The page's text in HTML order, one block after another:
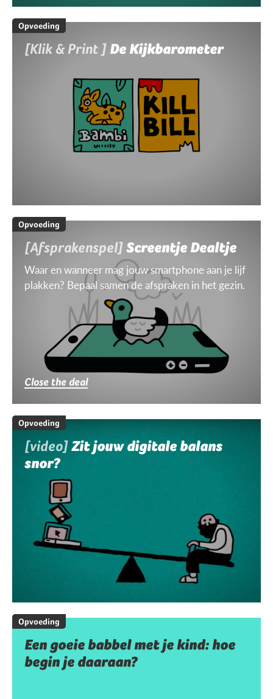
Opvoeding
[Klik & Print ] De Kijkbarometer
Opvoeding
[Afsprakenspel]Screentje Dealtje
Waar en wanneer mag jouw smartphone aan je lijf
plakken? Bepaal samen de afspraken in het gezin.
Close the deal
Opvoeding
[video]Zit jouw digitale balans
snor?
Opvoeding
Een goeie babbel met je kind: hoe
begin je daaraan?